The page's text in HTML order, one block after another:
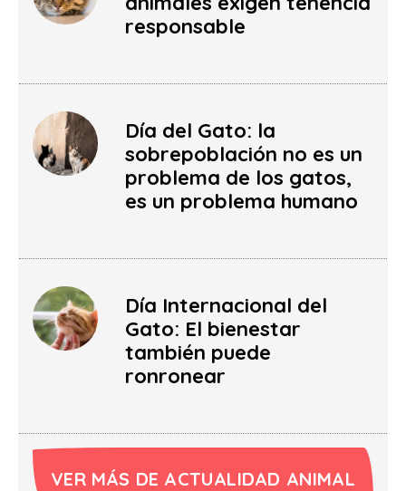
responsable
Día del Gato: la
sobrepoblación no es un
problema de los gatos,
es un problema humano
Día Internacional del
Gato: El bienestar
también puede
ronronear
VER MÁS DE ACTUALIDAD ANIMAL